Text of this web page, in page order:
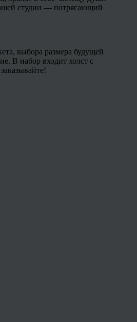
студии — потрясающий
выбора размера будущей
В набор входит холст с